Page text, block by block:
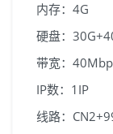
内存：4G
硬盘：
带宽：
IP数：1IP
线路：